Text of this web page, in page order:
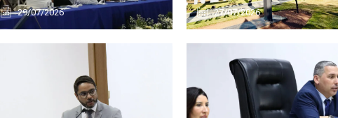
29/07/2026 27/07/2026